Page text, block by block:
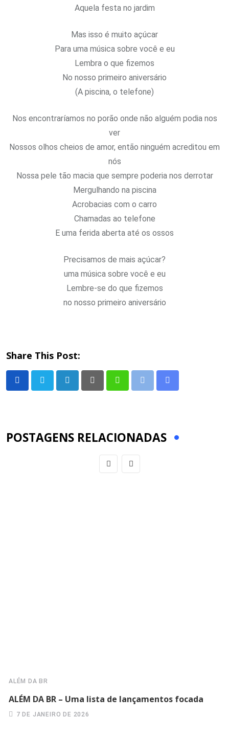
Aquela festa no jardim
Mas isso é muito açúcar
Para uma música sobre você e eu
Lembra o que fizemos
No nosso primeiro aniversário
(A piscina, o telefone)
Nos encontraríamos no porão onde não alguém podia nos
ver
Nossos olhos cheios de amor, então ninguém acreditou em
nós
Nossa pele tão macia que sempre poderia nos derrotar
Mergulhando na piscina
Acrobacias com o carro
Chamadas ao telefone
E uma ferida aberta até os ossos
Precisamos de mais açúcar?
uma música sobre você e eu
Lembre-se do que fizemos
no nosso primeiro aniversário
Share This Post:
POSTAGENS RELACIONADAS
ALÉM DA BR
ALÉM DA BR – Uma lista de lançamentos focada
7 DE JANEIRO DE 2026